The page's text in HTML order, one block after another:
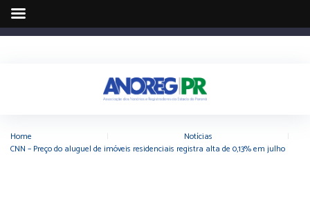
Home Notícias
CNN – Preço do aluguel de imóveis residenciais registra alta de 0,13% em julho